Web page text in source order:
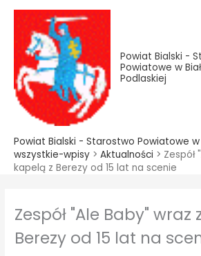
treści
Przejdź
treści
Powiat Bialski -
Powiatowe w
Podlaskiej
Powiat Bialski - Starostwo Powiatowe w
wszystkie-wpisy > Aktualności > Zespół
kapelą z Berezy od 15 lat na scenie
Zespół "Ale Baby" wraz
Berezy od 15 lat na